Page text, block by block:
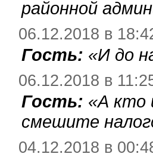
районной
06.12.2018 в
Гость: «И до
06.12.2018 в
Гость: «А кто
смешите
04.12.2018 в